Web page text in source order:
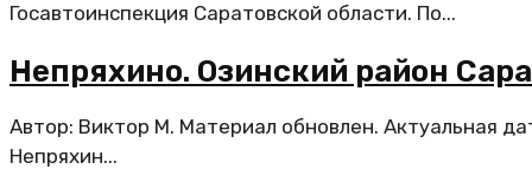
Госавтоинспекция Саратовской области. По...
Непряхино. Озинский район
Автор: Виктор М. Материал обновлен. Актуальная
Непряхин...